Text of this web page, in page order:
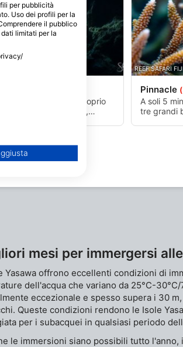
esplorativo proprio
frontale di Kuata,
a nuoto. La profondità
metri.
REEF SAFARI
Pinnacle
A soli 5
tre grandi
mesi per immergersi
Yasawa offrono eccellenti condizioni di
dell'acqua che variano da 25°C-30°C/
eccezionale e spesso supera i 30
Queste condizioni rendono le Isole
per i subacquei in qualsiasi periodo
le immersioni siano possibili tutto
per pubblicità
Uso dei profili per la
il pubblico
limitati per la